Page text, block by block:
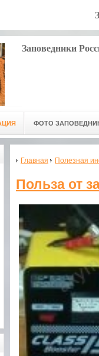
Заповедники
ФОТО
Главная Полезная
Польза от